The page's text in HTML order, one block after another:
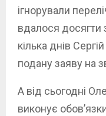
ігнорували
вдалося досягти
кілька днів
подану заяву на
А від сьогодні
виконує